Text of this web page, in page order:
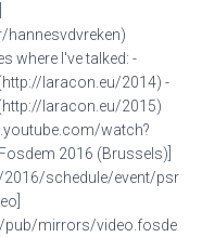
where I've talked: -
laracon.eu/2014) -
laracon.eu/2015)
watch?
2016 (Brussels)]
schedule/event/psr
pub/mirrors/video.fosde